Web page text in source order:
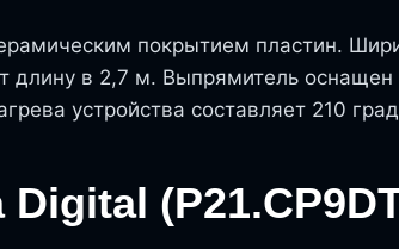
покрытием пластин.
в 2,7 м. Выпрямитель
устройства составляет 210